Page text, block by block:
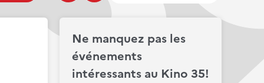
Ne manquez pas les
événements
intéressants au Kino 35!